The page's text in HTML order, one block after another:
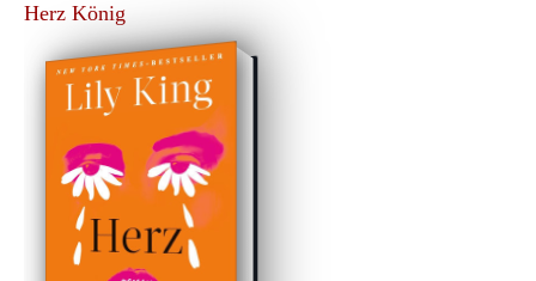
Herz König